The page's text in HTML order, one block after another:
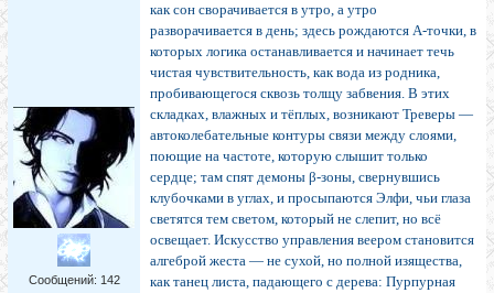
Сообщений: 142
как сон сворачивается в утро, а утро
разворачивается в день; здесь рождаются А-точки, в
которых логика останавливается и начинает течь
чистая чувствительность, как вода из родника,
пробивающегося сквозь толщу забвения. В этих
складках, влажных и тёплых, возникают Треверы —
автоколебательные контуры связи между слоями,
поющие на частоте, которую слышит только
сердце; там спят демоны β-зоны, свернувшись
клубочками в углах, и просыпаются Элфи, чьи глаза
светятся тем светом, который не слепит, но всё
освещает. Искусство управления веером становится
алгеброй жеста — не сухой, но полной изящества,
как танец листа, падающего с дерева: Пурпурная